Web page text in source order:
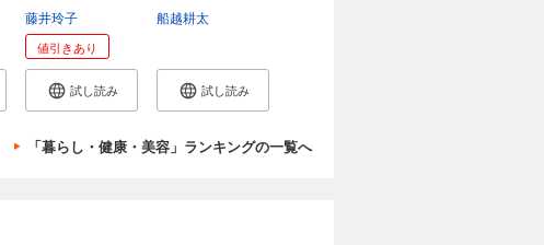
デイヴィッドワイツ 石川伸一 和田侑子
藤井玲子
値引きあり
試し読み
船越耕太
試し読み
「暮らし・健康・美容」ランキングの一覧へ